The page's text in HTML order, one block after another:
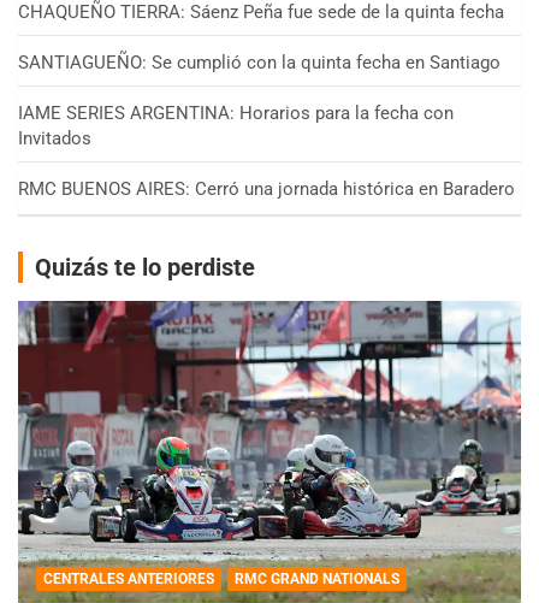
CHAQUEÑO TIERRA: Sáenz Peña fue sede de la quinta fecha
SANTIAGUEÑO: Se cumplió con la quinta fecha en Santiago
IAME SERIES ARGENTINA: Horarios para la fecha con
Invitados
RMC BUENOS AIRES: Cerró una jornada histórica en Baradero
Quizás te lo perdiste
CENTRALES ANTERIORES RMC GRAND NATIONALS